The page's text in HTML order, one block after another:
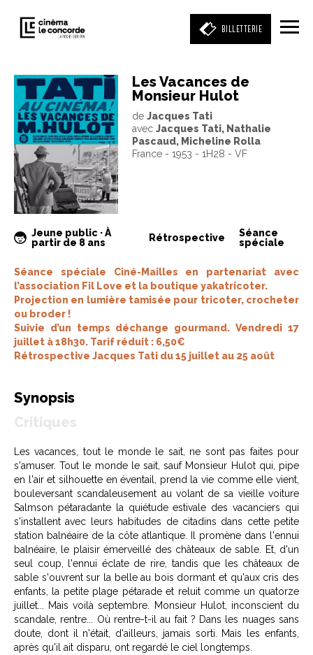
BILLETTERIE
Entrez votre mot clé
(film, réalisateur, acteur, événement)
Les Vacances de
Monsieur Hulot
de Jacques Tati
avec Jacques Tati, Nathalie
Pascaud, Micheline Rolla
France - 1953 - 1H28 - VF
Jeune public · À
partir de 8 ans
Rétrospective
Séance
spéciale
Séance spéciale Ciné-Mailles en partenariat avec
l’association Fil Love et la boutique yakatricoter.
Projection en lumière tamisée pour tricoter, crocheter
ou broder !
Suivie d’un temps déchange gourmand. Vendredi 17
juillet à 18h30. Tarif réduit : 6,50€
Rétrospective Jacques Tati du 15 juillet au 25 août
Synopsis
Les vacances, tout le monde le sait, ne sont pas faites pour
s'amuser. Tout le monde le sait, sauf Monsieur Hulot qui, pipe
en l'air et silhouette en éventail, prend la vie comme elle vient,
bouleversant scandaleusement au volant de sa vieille voiture
Salmson pétaradante la quiétude estivale des vacanciers qui
s'installent avec leurs habitudes de citadins dans cette petite
station balnéaire de la côte atlantique. Il promène dans l'ennui
balnéaire, le plaisir émerveillé des châteaux de sable. Et, d'un
seul coup, l'ennui éclate de rire, tandis que les châteaux de
sable s'ouvrent sur la belle au bois dormant et qu'aux cris des
enfants, la petite plage pétarade et reluit comme un quatorze
juillet... Mais voilà septembre. Monsieur Hulot, inconscient du
scandale, rentre... Où rentre-t-il au fait ? Dans les nuages sans
doute, dont il n'était, d'ailleurs, jamais sorti. Mais les enfants,
après qu'il ait disparu, ont regardé le ciel longtemps.